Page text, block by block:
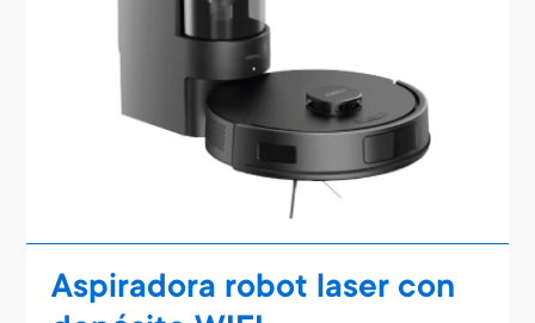
Aspiradora robot laser con